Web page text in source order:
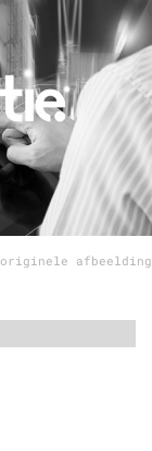
originele afbeelding